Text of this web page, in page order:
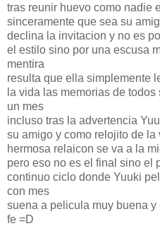
tras reunir huevo como nadie
sinceramente que sea su
declina la invitacion y no es
el estilo sino por una escusa
mentira
resulta que ella simplemente
la vida las memorias de
un mes
incluso tras la advertencia
su amigo y como relojito de
hermosa relaicon se va a la
pero eso no es el final sino el
continuo ciclo donde Yuuki
con mes
suena a pelicula muy buena
fe =D